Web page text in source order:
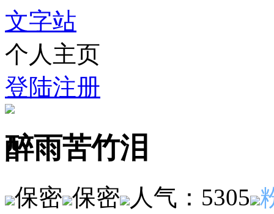
文字站
个人主页
登陆注册
醉雨苦竹泪
保密 保密 人气：5305